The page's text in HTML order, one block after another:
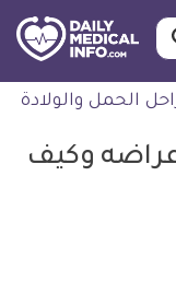
طبية
الحمل والولادة
وكيف